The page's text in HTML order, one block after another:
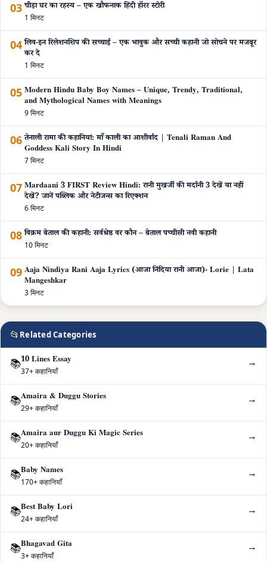
03 चीड़ा घर का रहस्य – एक खौफनाक हिंदी हॉरर स्टोरी
1 मिनट
04 लिव-इन रिलेशनशिप की सच्चाई – एक भावुक और सच्ची कहानी जो सोचने पर मजबूर
कर दे
1 मिनट
05 Modern Hindu Baby Boy Names – Unique, Trendy, Traditional,
and Mythological Names with Meanings
9 मिनट
06 तेनाली रामा की कहानियां: माँ काली का आशीर्वाद | Tenali Raman And
Goddess Kali Story In Hindi
7 मिनट
07 Mardaani 3 FIRST Review Hindi: रानी मुखर्जी की मर्दानी 3 देखें या नहीं
देखें? जानें पब्लिक और नेटीजन्स का रिएक्शन
6 मिनट
08 विक्रम बेताल की कहानी: सर्वश्रेष्ठ वर कौन – बेताल पच्चीसी नवी कहानी
10 मिनट
09 Aaja Nindiya Rani Aaja Lyrics (आजा निंदिया रानी आजा)- Lorie | Lata
Mangeshkar
3 मिनट
📂 Related Categories
📚10 Lines Essay
37+ कहानियाँ
→
📚Amaira & Duggu Stories
29+ कहानियाँ
→
📚Amaira aur Duggu Ki Magic Series
20+ कहानियाँ
→
📚Baby Names
170+ कहानियाँ
→
📚Best Baby Lori
24+ कहानियाँ
→
📚Bhagavad Gita
3+ कहानियाँ
→